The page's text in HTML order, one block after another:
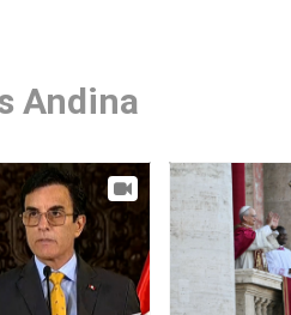
Andina